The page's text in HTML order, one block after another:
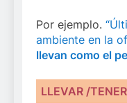
Por ejemplo.
ambiente en la
llevan como el
LLEVAR /